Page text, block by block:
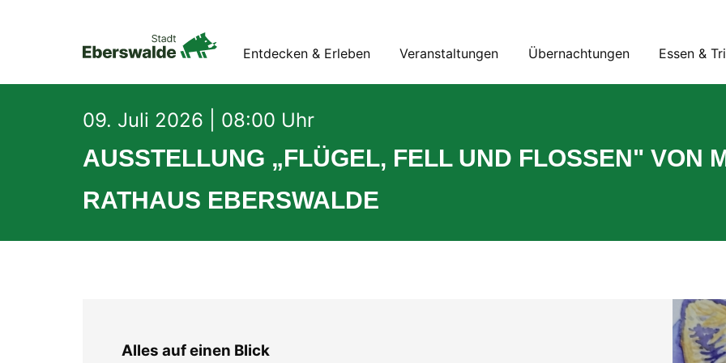
Entdecken & Erleben Veranstaltungen Übernachtungen Essen &
09. Juli 2026 | 08:00 Uhr
AUSSTELLUNG „FLÜGEL, FELL UND FLOSSEN" VON
RATHAUS EBERSWALDE
Alles auf einen Blick